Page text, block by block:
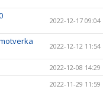
2022-12-17 09:04
2022-12-12 11:54
2022-12-08 14:29
2022-11-29 11:59